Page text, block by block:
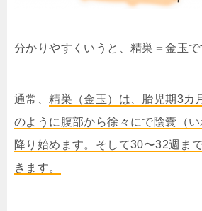
分かりやすくいうと、精巣＝金玉で
通常、精巣（金玉）は、胎児期3カ
のように腹部から徐々にで陰嚢（
降り始めます。 そして30〜32週ま
きます。